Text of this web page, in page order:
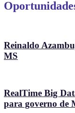
Reinaldo
MS
RealTime Big
para governo de